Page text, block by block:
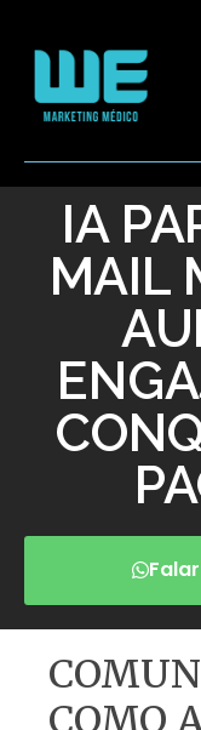
IA
MAIL
COMO